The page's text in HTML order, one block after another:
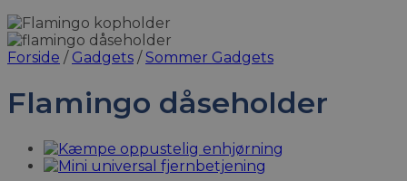
Forside / Gadgets / Sommer Gadgets
Flamingo dåseholder